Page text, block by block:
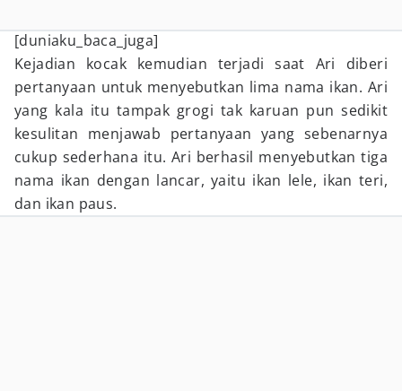
[duniaku_baca_juga]
Kejadian kocak kemudian terjadi saat Ari diberi
pertanyaan untuk menyebutkan lima nama ikan. Ari
yang kala itu tampak grogi tak karuan pun sedikit
kesulitan menjawab pertanyaan yang sebenarnya
cukup sederhana itu. Ari berhasil menyebutkan tiga
nama ikan dengan lancar, yaitu ikan lele, ikan teri,
dan ikan paus.